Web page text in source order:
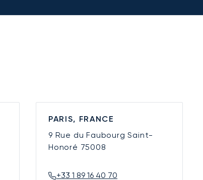
PARIS, FRANCE
9 Rue du Faubourg Saint-
Honoré 75008
+33 1 89 16 40 70